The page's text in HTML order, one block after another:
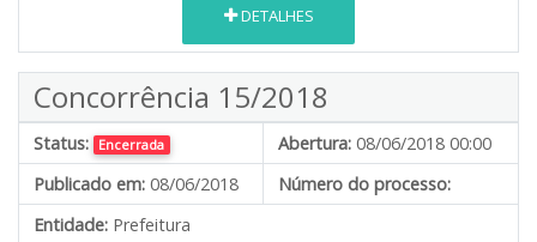
DETALHES
Concorrência 15/2018
Status: Encerrada Abertura: 08/06/2018 00:00
Publicado em: 08/06/2018
Número do processo:
Entidade: Prefeitura